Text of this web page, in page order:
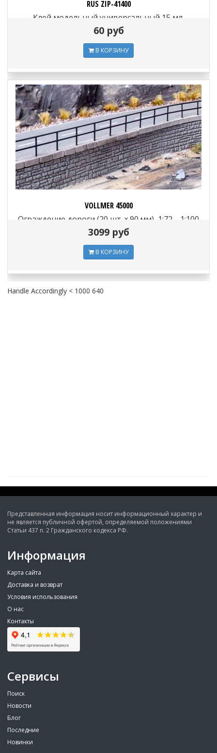
RUS ZIP-41400
Клей модельный универсальный 15 мл.
60 руб
В КОРЗИНУ
VOLLMER 45000
Ограждение дороги (20 шт. × 90 мм), 1:72—1:100
3099 руб
В КОРЗИНУ
Handle Accordingly < 1000 640
Представленная информация носит информационный характер и
не является публичной офертой, определяемой положениями
Статьи 437 п. 2 Гражданского кодекса РФ.
Информация
Карта сайта
Доставка и возврат
Условия использования
О нас
Контакты
Сервисы
Поиск
Новости
Блог
Последние
Новинки